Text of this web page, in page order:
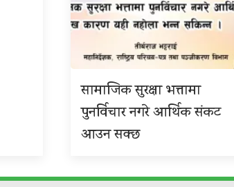
सामाजिक सुरक्षा भत्तामा
पुनर्विचार नगरे आर्थिक संकट
आउन सक्छ